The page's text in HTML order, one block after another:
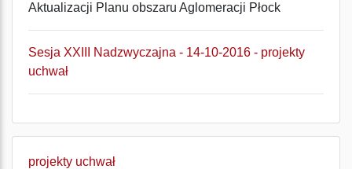
Aktualizacji Planu obszaru Aglomeracji Płock
Sesja XXIII Nadzwyczajna - 14-10-2016 - projekty
uchwał
projekty uchwał